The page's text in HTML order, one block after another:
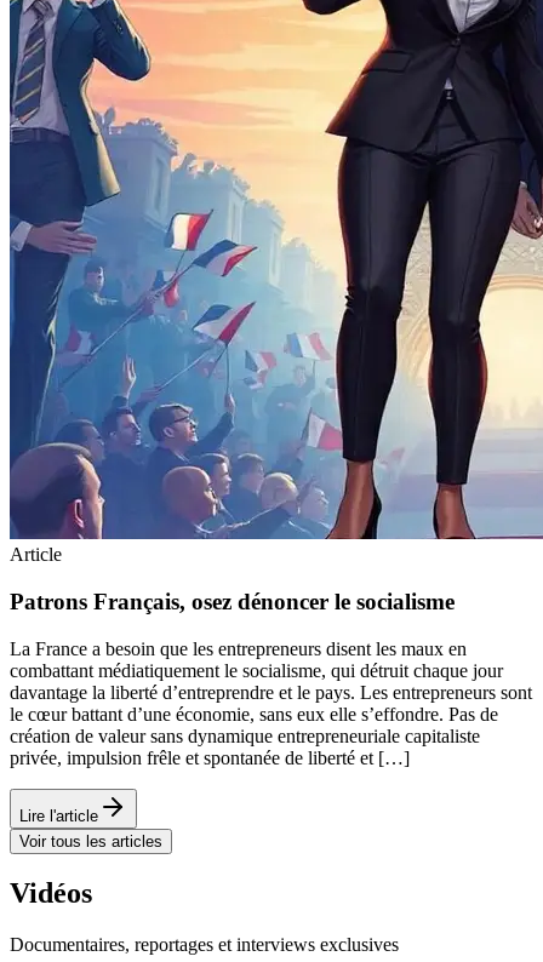
Article
Patrons Français, osez dénoncer le socialisme
La France a besoin que les entrepreneurs disent les maux en
combattant médiatiquement le socialisme, qui détruit chaque jour
davantage la liberté d’entreprendre et le pays. Les entrepreneurs sont
le cœur battant d’une économie, sans eux elle s’effondre. Pas de
création de valeur sans dynamique entrepreneuriale capitaliste
privée, impulsion frêle et spontanée de liberté et […]
Lire l'article
Voir tous les articles
Vidéos
Documentaires, reportages et interviews exclusives